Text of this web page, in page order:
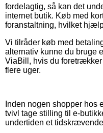
fordelagtig, så kan det
internet butik. Køb med
foranstaltning, hvilket
Vi tilråder køb med
alternativ kunne du bruge
ViaBill, hvis du
flere uger.
Inden nogen shopper hos
tvivl tage stilling til e-
undertiden et